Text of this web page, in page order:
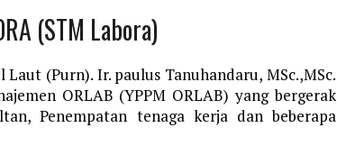
(STM Labora)
(Purn). Ir. paulus Tanuhandaru, MSc.,MSc.
ORLAB (YPPM ORLAB) yang bergerak
Penempatan tenaga kerja dan beberapa